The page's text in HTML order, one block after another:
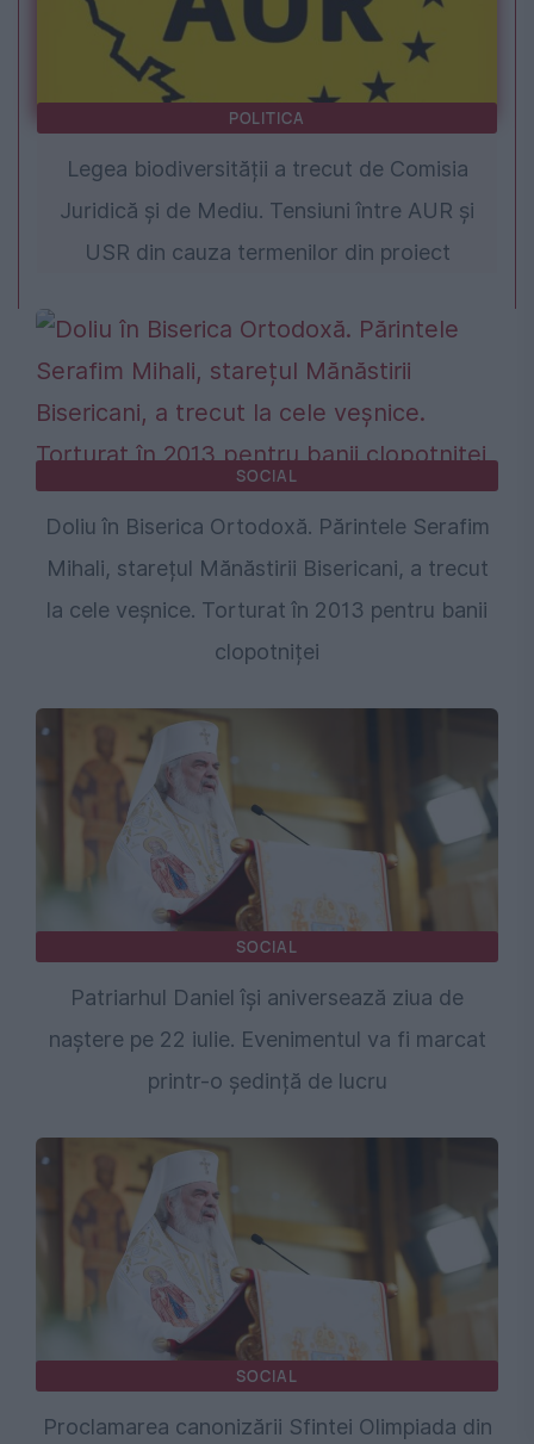
POLITICA
Legea biodiversității a trecut de Comisia
Juridică și de Mediu. Tensiuni între AUR și
USR din cauza termenilor din proiect
SOCIAL
Doliu în Biserica Ortodoxă. Părintele Serafim
Mihali, starețul Mănăstirii Bisericani, a trecut
la cele veșnice. Torturat în 2013 pentru banii
clopotniței
SOCIAL
Patriarhul Daniel își aniversează ziua de
naștere pe 22 iulie. Evenimentul va fi marcat
printr-o ședință de lucru
SOCIAL
Proclamarea canonizării Sfintei Olimpiada din